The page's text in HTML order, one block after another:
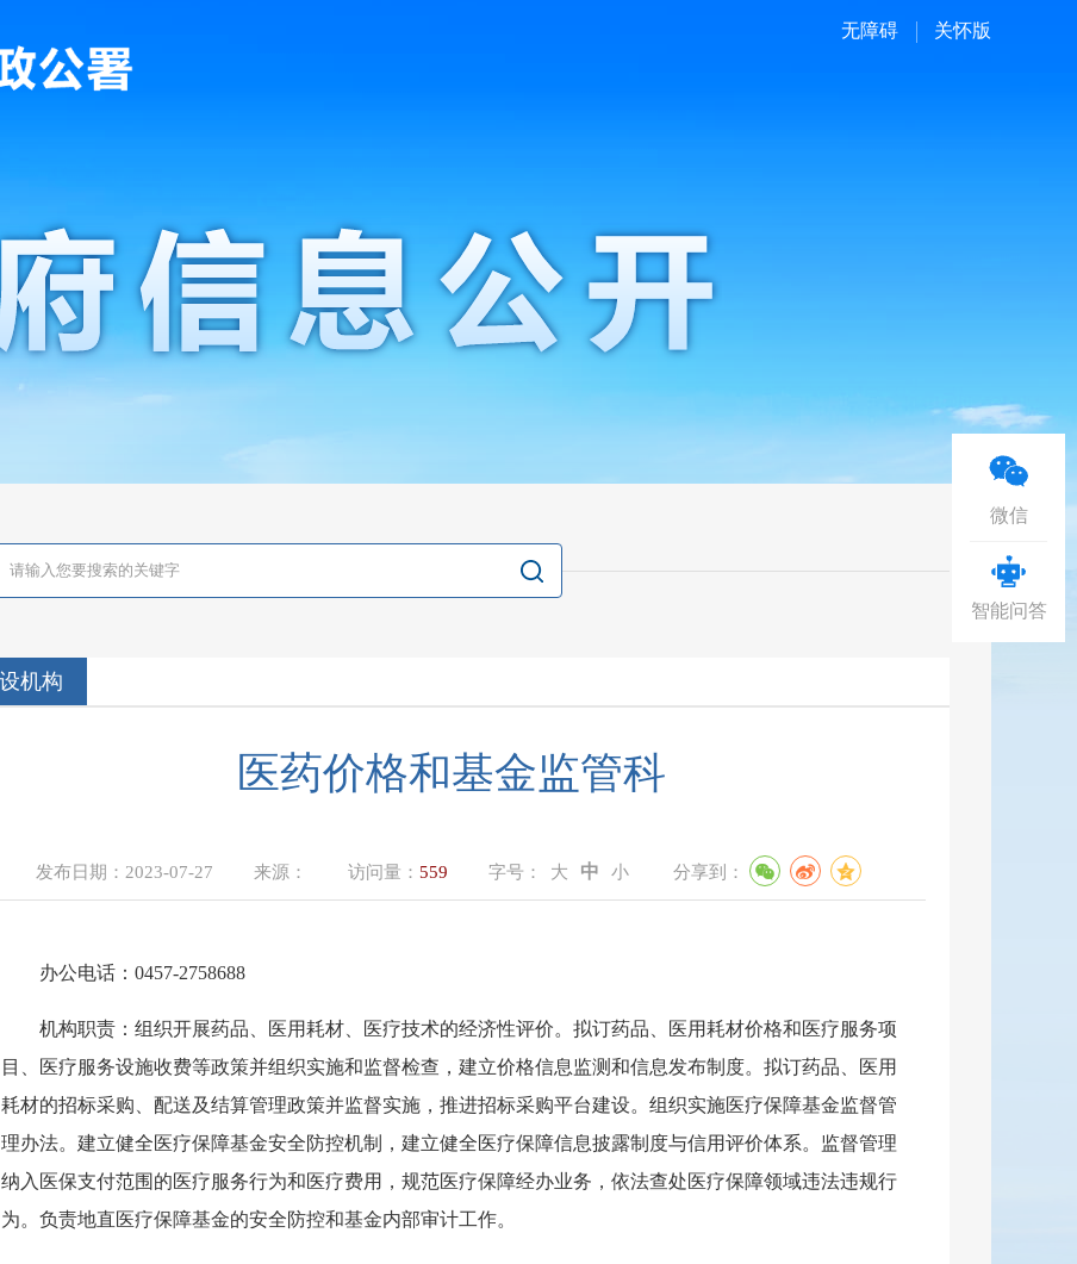
无障碍 关怀版
机构
医药价格和基金监管科
发布日期： 2023-07-27 来源： 访问量：559 字号： 大 中 小 分享到：
办公电话： 0457-2758688
机构职责：组织开展药品、医用耗材、医疗技术的经济性评价。拟订药品、医用耗材价格和医疗服务项
目、医疗服务设施收费等政策并组织实施和监督检查，建立价格信息监测和信息发布制度。拟订药品、医用
耗材的招标采购、配送及结算管理政策并监督实施，推进招标采购平台建设。组织实施医疗保障基金监督管
理办法。建立健全医疗保障基金安全防控机制，建立健全医疗保障信息披露制度与信用评价体系。监督管理
纳入医保支付范围的医疗服务行为和医疗费用，规范医疗保障经办业务，依法查处医疗保障领域违法违规行
为。负责地直医疗保障基金的安全防控和基金内部审计工作。
微信
智能问答